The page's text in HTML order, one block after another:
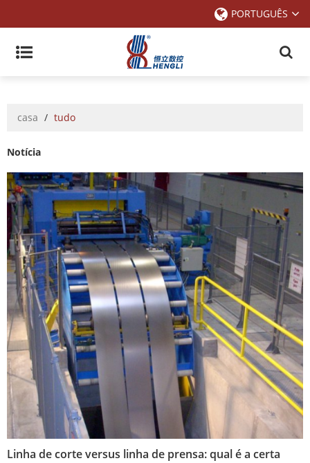
PORTUGUÊS
casa / tudo
Notícia
Linha de corte versus linha de prensa: qual é a certa